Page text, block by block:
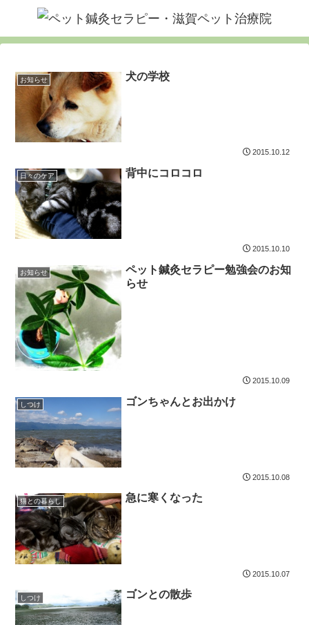
お知らせ 犬の学校
2015.10.12
日々のケア 背中にコロコロ
2015.10.10
お知らせ
ペット鍼灸セラピー勉強会のお知
らせ
2015.10.09
しつけ ゴンちゃんとお出かけ
2015.10.08
猫との暮らし 急に寒くなった
2015.10.07
しつけ ゴンとの散歩